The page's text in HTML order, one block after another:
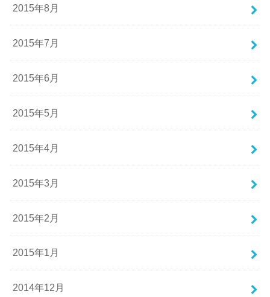
2015年8月
2015年7月
2015年6月
2015年5月
2015年4月
2015年3月
2015年2月
2015年1月
2014年12月